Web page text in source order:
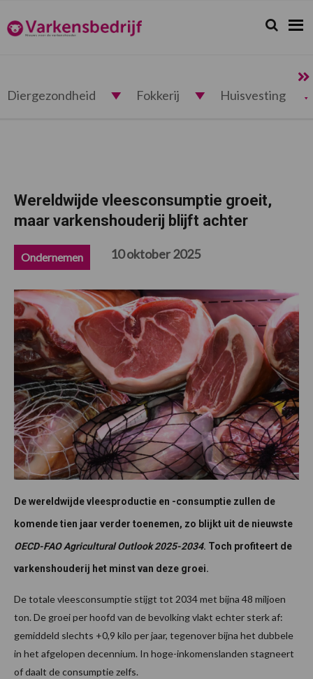
de
hoofdnavigatie
de
hoofd
de
eerste
de
voettekst
Varkensbedrijf.nl Zoeken...
Zoek
Diergezondheid Fokkerij Huisvesting
Wereldwijde vleesconsumptie groeit,
maar varkenshouderij blijft achter
Ondernemen 10 oktober 2025
De wereldwijde vleesproductie en -consumptie zullen de
komende tien jaar verder toenemen, zo blijkt uit de nieuwste
OECD-FAO Agricultural Outlook 2025-2034. Toch profiteert de
varkenshouderij het minst van deze groei.
De totale vleesconsumptie stijgt tot 2034 met bijna 48 miljoen
ton. De groei per hoofd van de bevolking vlakt echter sterk af:
gemiddeld slechts +0,9 kilo per jaar, tegenover bijna het dubbele
in het afgelopen decennium. In hoge-inkomenslanden stagneert
of daalt de consumptie zelfs.